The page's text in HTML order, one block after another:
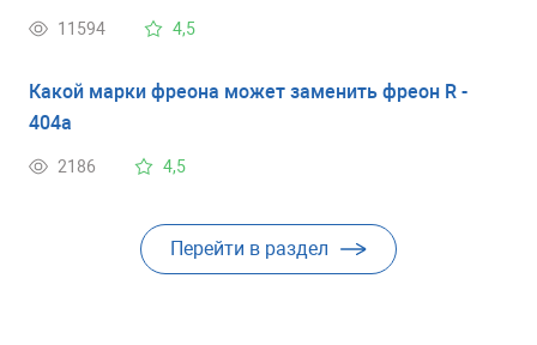
11594 4,5
Какой марки фреона может заменить фреон R -
404a
2186 4,5
Перейти в раздел